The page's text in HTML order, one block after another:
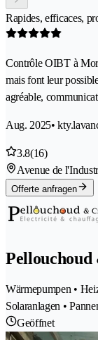
Rapides, efficaces,
Contrôle OIBT à
mais font leur
agréable,
Aug. 2025•
3.8(16)
Avenue de
Offerte anfragen
Wärmepumpen •
Solaranlagen •
Geöffnet